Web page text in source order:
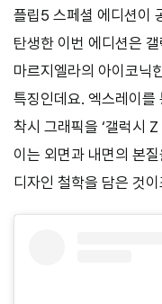
플립5 스페셜 에디션이
탄생한 이번 에디션은
마르지엘라의 아이코닉
특징인데요. 엑스레이를
착시 그래픽을 ‘갤럭시
이는 외면과 내면의 본
디자인 철학을 담은 것이